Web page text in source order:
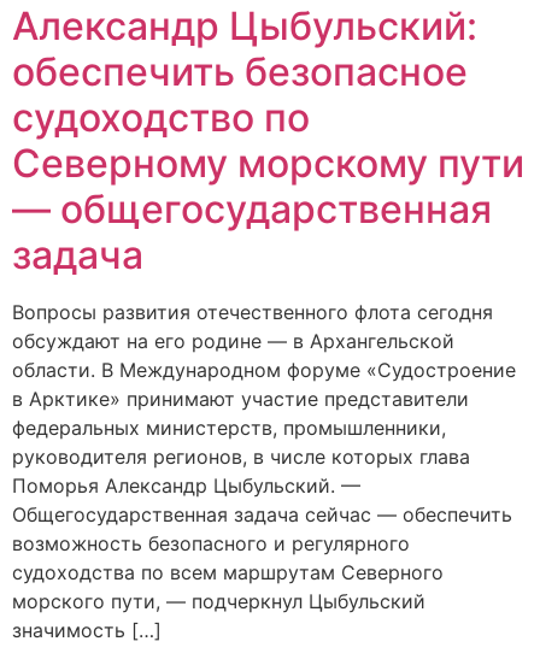
Александр Цыбульский:
обеспечить безопасное
судоходство по
Северному морскому пути
— общегосударственная
задача
Вопросы развития отечественного флота сегодня
обсуждают на его родине — в Архангельской
области. В Международном форуме «Судостроение
в Арктике» принимают участие представители
федеральных министерств, промышленники,
руководителя регионов, в числе которых глава
Поморья Александр Цыбульский. —
Общегосударственная задача сейчас — обеспечить
возможность безопасного и регулярного
судоходства по всем маршрутам Северного
морского пути, — подчеркнул Цыбульский
значимость […]